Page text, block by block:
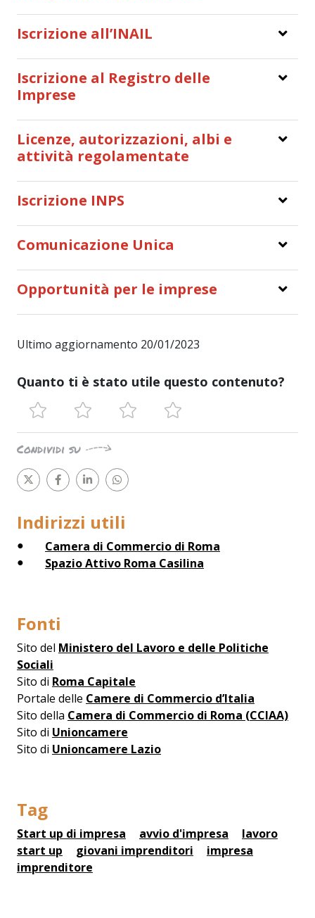
Iscrizione all’INAIL
Iscrizione al Registro delle
Imprese
Licenze, autorizzazioni, albi e
attività regolamentate
Iscrizione INPS
Comunicazione Unica
Opportunità per le imprese
Ultimo aggiornamento 20/01/2023
Quanto ti è stato utile questo contenuto?
Condividi su
Indirizzi utili
Camera di Commercio di Roma
Spazio Attivo Roma Casilina
Fonti
Sito del Ministero del Lavoro e delle Politiche
Sociali
Sito di Roma Capitale
Portale delle Camere di Commercio d’Italia
Sito della Camera di Commercio di Roma (CCIAA)
Sito di Unioncamere
Sito di Unioncamere Lazio
Tag
Start up di impresa avvio d'impresa
lavoro
start up
giovani imprenditori
impresa
imprenditore